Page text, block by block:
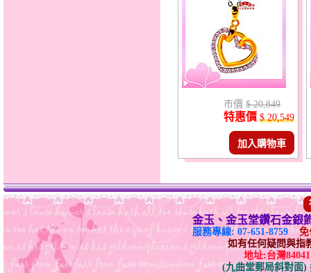
市價 $ 20,849
特惠價 $ 20,549
加入購物車
金玉、金玉堂鑽石金銀
服務專線: 07-651-8759
免
如有任何疑問與指
地址:台灣
(九曲堂郵局斜對面)